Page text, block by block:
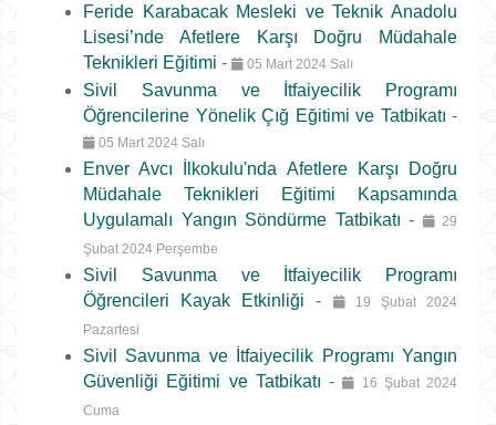
Feride Karabacak Mesleki ve Teknik Anadolu
Lisesi’nde Afetlere Karşı Doğru Müdahale
Teknikleri Eğitimi - 05 Mart 2024 Salı
Sivil Savunma ve İtfaiyecilik Programı
Öğrencilerine Yönelik Çığ Eğitimi ve Tatbikatı -
05 Mart 2024 Salı
Enver Avcı İlkokulu'nda Afetlere Karşı Doğru
Müdahale Teknikleri Eğitimi Kapsamında
Uygulamalı Yangın Söndürme Tatbikatı -
29
Şubat 2024 Perşembe
Sivil Savunma ve İtfaiyecilik Programı
Öğrencileri Kayak Etkinliği-
19 Şubat 2024
Pazartesi
Sivil Savunma ve İtfaiyecilik Programı Yangın
Güvenliği Eğitimi ve Tatbikatı -
16 Şubat 2024
Cuma